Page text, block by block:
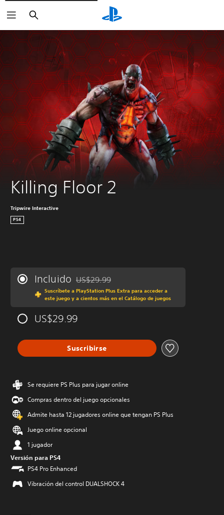
Buscar
Killing Floor 2
Tripwire Interactive
PS4
Incluido Rebajado del precio original de US$29.99
US$29.99
Suscríbete a PlayStation Plus Extra para acceder a
este juego y a cientos más en el Catálogo de juegos
US$29.99
Suscribirse
Se requiere PS Plus para jugar online
Compras dentro del juego opcionales
Admite hasta 12 jugadores online que tengan PS Plus
Juego online opcional
1 jugador
Versión para PS4
PS4 Pro Enhanced
Vibración del control DUALSHOCK 4